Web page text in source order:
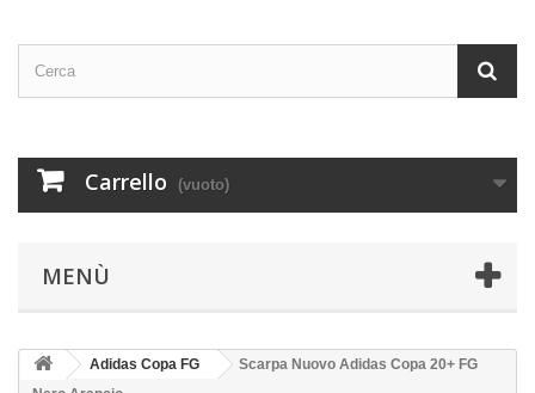
Carrello (vuoto)
MENÙ
Adidas Copa FG
Scarpa Nuovo Adidas Copa 20+ FG